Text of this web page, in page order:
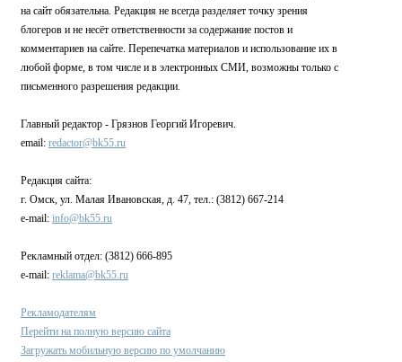
на сайт обязательна. Редакция не всегда разделяет точку зрения
блогеров и не несёт ответственности за содержание постов и
комментариев на сайте. Перепечатка материалов и использование их в
любой форме, в том числе и в электронных СМИ, возможны только с
письменного разрешения редакции.
Главный редактор - Грязнов Георгий Игоревич.
email: redactor@bk55.ru
Редакция сайта:
г. Омск, ул. Малая Ивановская, д. 47, тел.: (3812) 667-214
e-mail: info@bk55.ru
Рекламный отдел: (3812) 666-895
e-mail: reklama@bk55.ru
Рекламодателям
Перейти на полную версию сайта
Загружать мобильную версию по умолчанию